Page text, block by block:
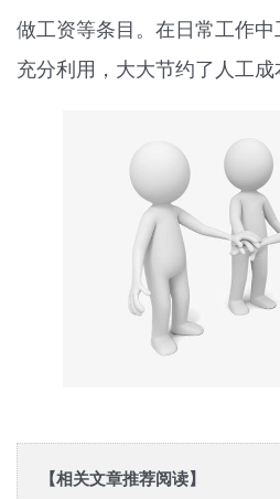
做工资等条目。在日常工作
充分利用，大大节约了人工成
【相关文章推荐阅读】